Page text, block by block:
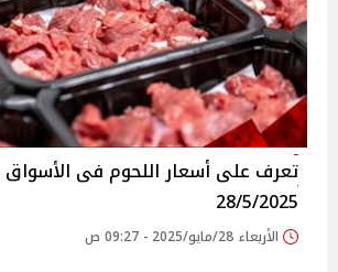
28/5/2025
الأربعاء 28/مايو/2025 - 09:27 ص